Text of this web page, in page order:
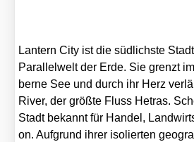
Lan­tern City ist die süd­lichs­te
Par­al­lel­welt der Erde. Sie grenzt
ber­ne See und durch ihr Herz
River, der größ­te Fluss Hetras.
Stadt bekannt für Han­del,
on. Auf­grund ihrer iso­lier­ten